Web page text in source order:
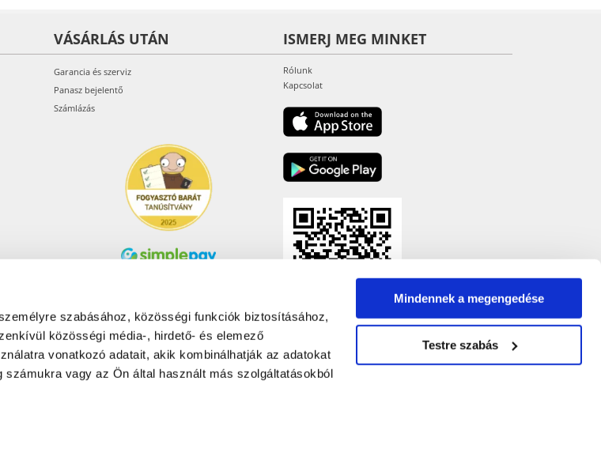
szabásához, közösségi funkciók biztosításához,
közösségi média-, hirdető- és elemező
vonatkozó adatait, akik kombinálhatják az adatokat
vagy az Ön által használt más szolgáltatásokból
Mindennek a megengedése
Testre szabás
VÁSÁRLÁS UTÁN
Garancia és szerviz
Panasz bejelentő
Számlázás
Olcsóbbat.hu – Spórolni
tudni kell
ISMERJ MEG MINKET
Rólunk
Kapcsolat